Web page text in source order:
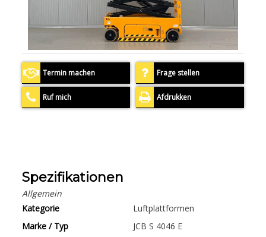
Termin machen Frage stellen
Ruf mich Afdrukken
Spezifikationen
Allgemein
Kategorie
Luftplattformen
Marke / Typ
JCB S 4046 E